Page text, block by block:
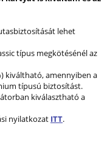
lehet
típus megkötésénél az
kiváltható, amennyiben a
típusú biztosítást.
kiválasztható a
nyilatkozat ITT.